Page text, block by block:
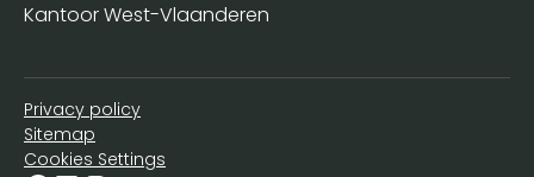
Kantoor West-Vlaanderen
Privacy policy
Sitemap
Cookies Settings